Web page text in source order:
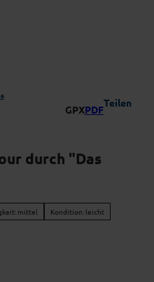
GPXPDF
Teilen
durch "Das
mittel
Kondition: leicht